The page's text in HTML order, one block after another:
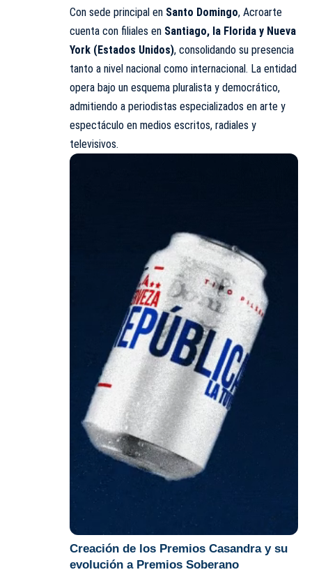
Con sede principal en Santo Domingo, Acroarte
cuenta con filiales en Santiago, la Florida y Nueva
York (Estados Unidos), consolidando su presencia
tanto a nivel nacional como internacional. La entidad
opera bajo un esquema pluralista y democrático,
admitiendo a periodistas especializados en arte y
espectáculo en medios escritos, radiales y
televisivos.
Creación de los Premios Casandra y su
evolución a Premios Soberano